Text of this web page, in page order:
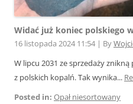
Widać już koniec polskiego
16 listopada 2024 11:54 | By
W lipcu 2031 ze sprzedaży
z polskich kopalń. Tak wynika...
Posted in: Opał niesortowany